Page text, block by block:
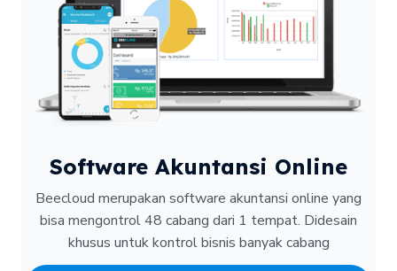
Software Akuntansi Online
Beecloud merupakan software akuntansi online yang
bisa mengontrol 48 cabang dari 1 tempat. Didesain
khusus untuk kontrol bisnis banyak cabang